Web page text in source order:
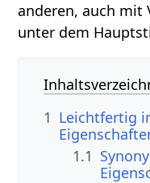
anderen, auch mit
unter dem
1 Leichtfertig
1.1